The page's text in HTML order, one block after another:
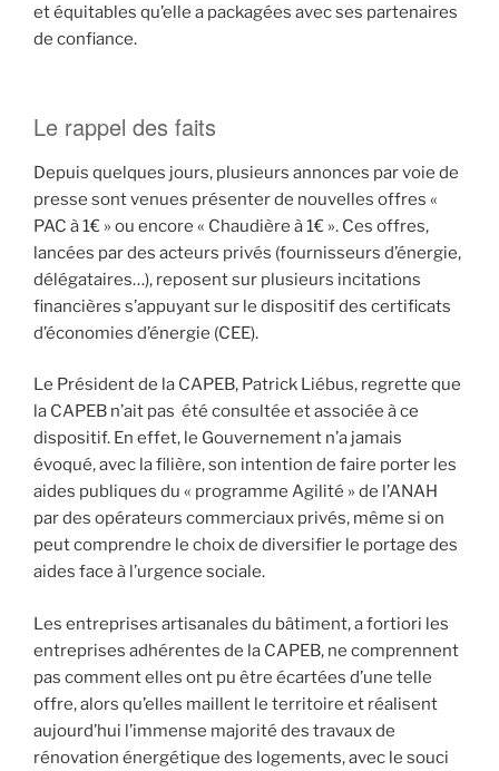
et équitables qu’elle a packagées avec ses partenaires
de confiance.
Le rappel des faits
Depuis quelques jours, plusieurs annonces par voie de
presse sont venues présenter de nouvelles offres «
PAC à 1€ » ou encore « Chaudière à 1€ ». Ces offres,
lancées par des acteurs privés (fournisseurs d’énergie,
délégataires…), reposent sur plusieurs incitations
financières s’appuyant sur le dispositif des certificats
d’économies d’énergie (CEE).
Le Président de la CAPEB, Patrick Liébus, regrette que
la CAPEB n’ait pas été consultée et associée à ce
dispositif. En effet, le Gouvernement n’a jamais
évoqué, avec la filière, son intention de faire porter les
aides publiques du « programme Agilité » de l’ANAH
par des opérateurs commerciaux privés, même si on
peut comprendre le choix de diversifier le portage des
aides face à l’urgence sociale.
Les entreprises artisanales du bâtiment, a fortiori les
entreprises adhérentes de la CAPEB, ne comprennent
pas comment elles ont pu être écartées d’une telle
offre, alors qu’elles maillent le territoire et réalisent
aujourd’hui l’immense majorité des travaux de
rénovation énergétique des logements, avec le souci